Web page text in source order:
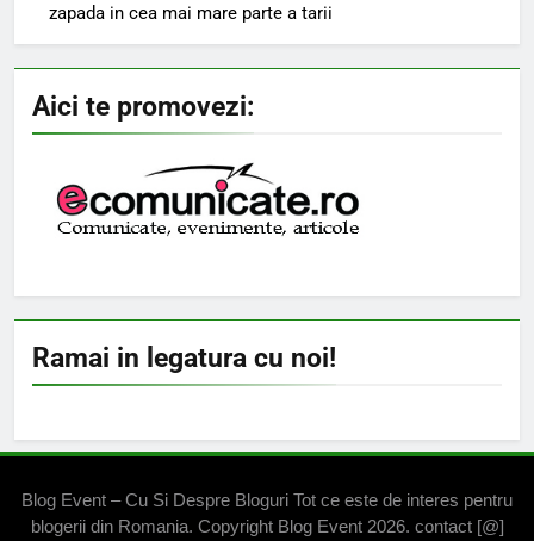
zapada in cea mai mare parte a tarii
Aici te promovezi:
Ramai in legatura cu noi!
Blog Event – Cu Si Despre Bloguri Tot ce este de interes pentru
blogerii din Romania. Copyright Blog Event 2026. contact [@]